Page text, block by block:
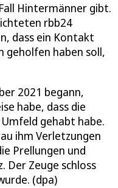
Hintermänner gibt.
rbb24
dass ein Kontakt
geholfen haben soll,
2021 begann,
habe, dass die
gehabt habe.
ihm Verletzungen
Prellungen und
Der Zeuge schloss
(dpa)